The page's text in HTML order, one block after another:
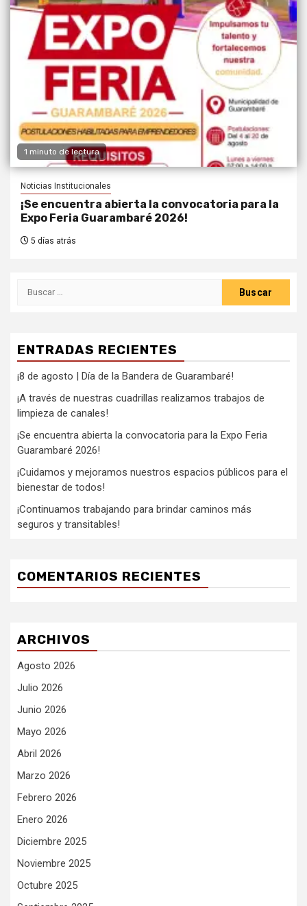
1 minuto de lectura
Noticias Institucionales
¡Se encuentra abierta la convocatoria para la
Expo Feria Guarambaré 2026!
5 días atrás
ENTRADAS RECIENTES
¡8 de agosto | Día de la Bandera de Guarambaré!
¡A través de nuestras cuadrillas realizamos trabajos de
limpieza de canales!
¡Se encuentra abierta la convocatoria para la Expo Feria
Guarambaré 2026!
¡Cuidamos y mejoramos nuestros espacios públicos para el
bienestar de todos!
¡Continuamos trabajando para brindar caminos más
seguros y transitables!
COMENTARIOS RECIENTES
ARCHIVOS
Agosto 2026
Julio 2026
Junio 2026
Mayo 2026
Abril 2026
Marzo 2026
Febrero 2026
Enero 2026
Diciembre 2025
Noviembre 2025
Octubre 2025